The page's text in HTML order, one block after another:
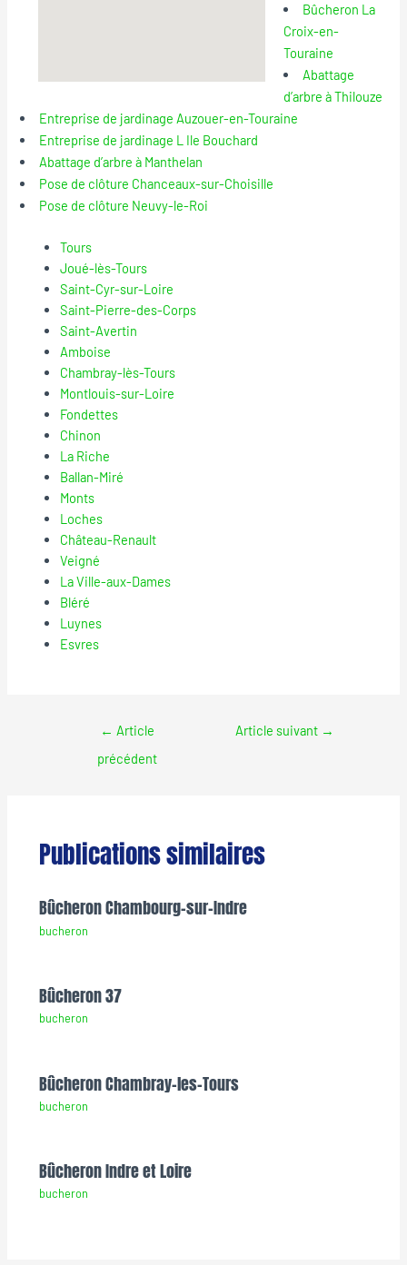
Bûcheron La
Croix-en-
Touraine
Abattage
d’arbre à Thilouze
Entreprise de jardinage Auzouer-en-Touraine
Entreprise de jardinage L Ile Bouchard
Abattage d’arbre à Manthelan
Pose de clôture Chanceaux-sur-Choisille
Pose de clôture Neuvy-le-Roi
Tours
Joué-lès-Tours
Saint-Cyr-sur-Loire
Saint-Pierre-des-Corps
Saint-Avertin
Amboise
Chambray-lès-Tours
Montlouis-sur-Loire
Fondettes
Chinon
La Riche
Ballan-Miré
Monts
Loches
Château-Renault
Veigné
La Ville-aux-Dames
Bléré
Luynes
Esvres
← Article
précédent
Article suivant →
Publications similaires
Bûcheron Chambourg-sur-Indre
bucheron
Bûcheron 37
bucheron
Bûcheron Chambray-les-Tours
bucheron
Bûcheron Indre et Loire
bucheron